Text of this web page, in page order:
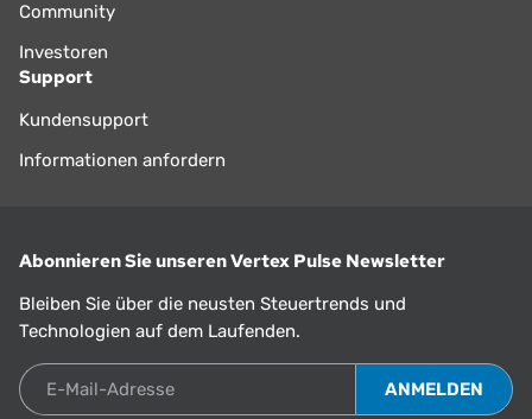
Community
Investoren
Support
Kundensupport
Informationen anfordern
Abonnieren Sie unseren Vertex Pulse Newsletter
Bleiben Sie über die neusten Steuertrends und
Technologien auf dem Laufenden.
E-Mail-Adresse